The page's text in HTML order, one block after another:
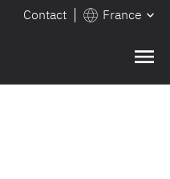
Contact France